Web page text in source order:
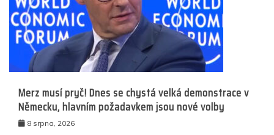
Merz musí pryč! Dnes se chystá velká demonstrace v
Německu, hlavním požadavkem jsou nové volby
8 srpna, 2026